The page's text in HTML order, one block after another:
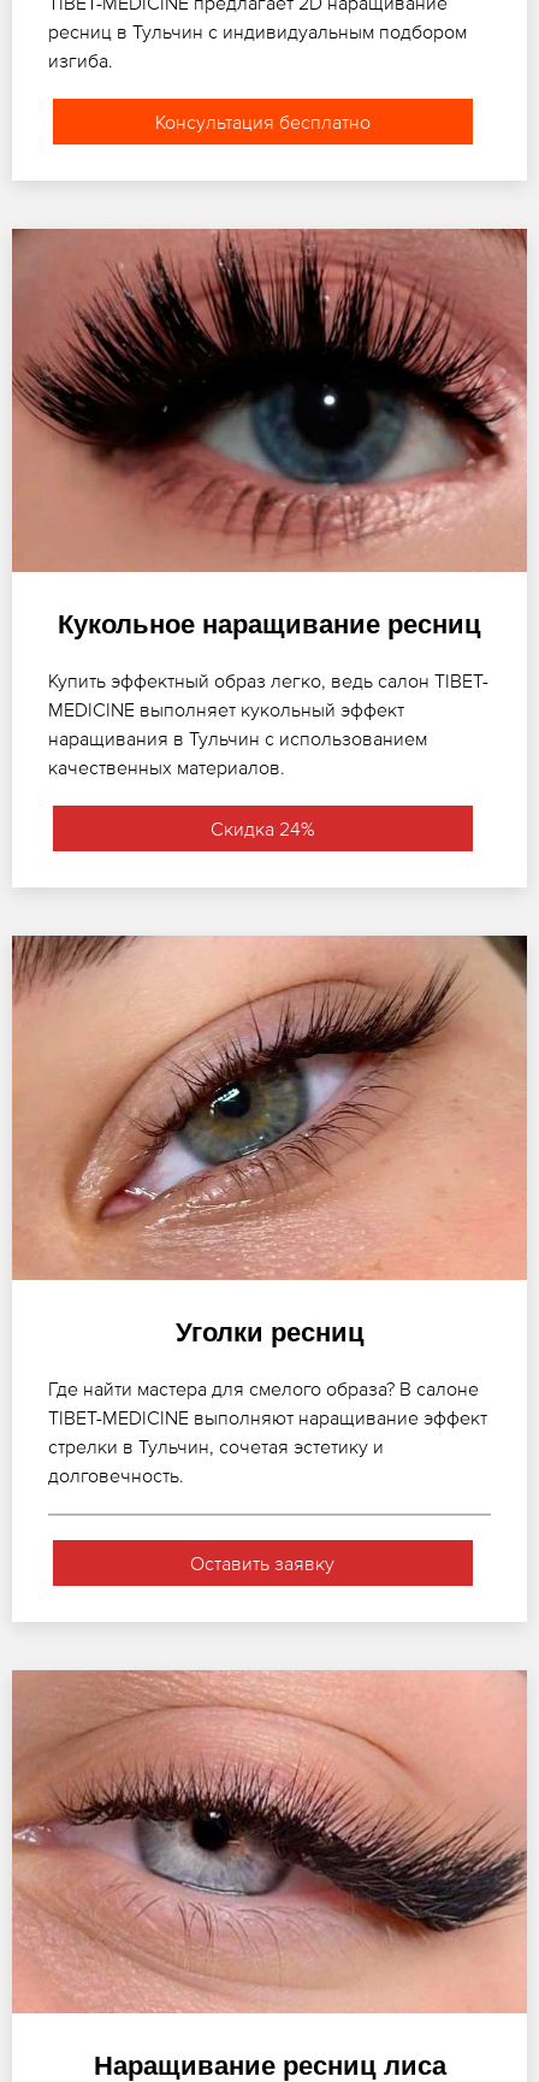
ресниц в Тульчин с индивидуальным подбором
изгиба.
Консультация бесплатно
Кукольное наращивание ресниц
Купить эффектный образ легко, ведь салон TIBET-
MEDICINE выполняет кукольный эффект
наращивания в Тульчин с использованием
качественных материалов.
Скидка 24%
Уголки ресниц
Где найти мастера для смелого образа? В салоне
TIBET-MEDICINE выполняют наращивание эффект
стрелки в Тульчин, сочетая эстетику и
долговечность.
Оставить заявку
Наращивание ресниц лиса